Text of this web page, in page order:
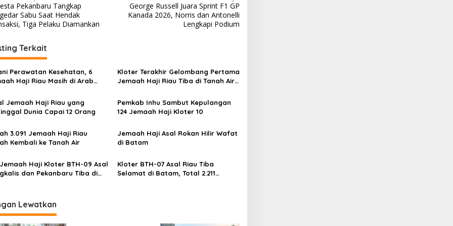
Pekanbaru Tangkap
Sabu Saat Hendak
Tiga Pelaku Diamankan
George Russell Juara Sprint F1 GP
Kanada 2026, Norris dan Antonelli
Lengkapi Podium
Terkait
Perawatan Kesehatan, 6
Haji Riau Masih di Arab
Kloter Terakhir Gelombang Pertama
Jemaah Haji Riau Tiba di Tanah Air,
Jemaah Haji Riau yang
Dunia Capai 12 Orang
Pemkab Inhu Sambut Kepulangan
124 Jemaah Haji Kloter 10
3.091 Jemaah Haji Riau
Kembali ke Tanah Air
Jemaah Haji Asal Rokan Hilir Wafat
di Batam
Haji Kloter BTH-09 Asal
dan Pekanbaru Tiba di
Kloter BTH-07 Asal Riau Tiba
Selamat di Batam, Total 2.211
Lewatkan